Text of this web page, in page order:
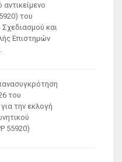
του
και
Επιστημών
του
την εκλογή
55920)